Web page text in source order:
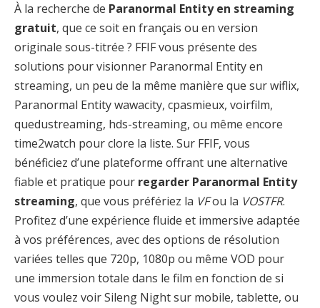
À la recherche de Paranormal Entity en streaming
gratuit, que ce soit en français ou en version
originale sous-titrée ? FFIF vous présente des
solutions pour visionner Paranormal Entity en
streaming, un peu de la même manière que sur wiflix,
Paranormal Entity wawacity, cpasmieux, voirfilm,
quedustreaming, hds-streaming, ou même encore
time2watch pour clore la liste. Sur FFIF, vous
bénéficiez d’une plateforme offrant une alternative
fiable et pratique pour regarder Paranormal Entity
streaming, que vous préfériez la VFou la VOSTFR.
Profitez d’une expérience fluide et immersive adaptée
à vos préférences, avec des options de résolution
variées telles que 720p, 1080p ou même VOD pour
une immersion totale dans le film en fonction de si
vous voulez voir Sileng Night sur mobile, tablette, ou